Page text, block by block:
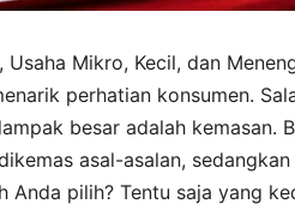
Mikro, Kecil, dan
perhatian konsumen.
besar adalah kemasan.
asal-asalan,
pilih? Tentu saja yang